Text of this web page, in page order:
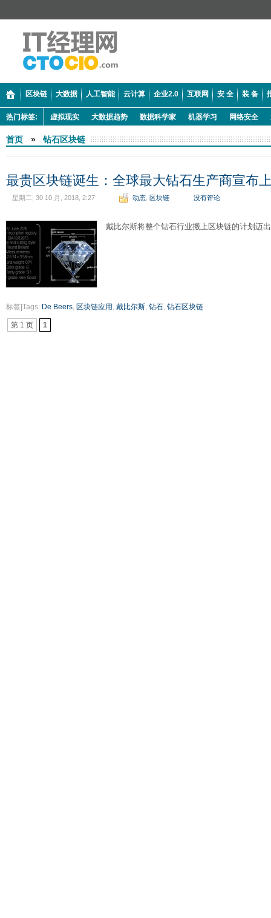
区块链 大数据 人工智能 云计算 企业2.0 互联网 安 全 装 备
热门标签: 虚拟现实 大数据趋势 数据科学家 机器学习 网络安全
首页 » 钻石区块链
最贵区块链诞生：全球最大钻石生产商宣布
星期二, 30 10 月, 2018, 2:27 动态 区块链 没有评论
戴比尔斯将整个钻石行业搬上区块链的计划迈
标签|Tags: De Beers, 区块链应用 , 戴比尔斯, 钻石, 钻石区块链
第 1 页 1